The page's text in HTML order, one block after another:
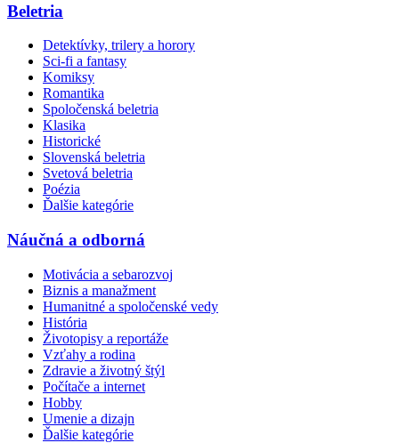
Beletria
Detektívky, trilery a horory
Sci-fi a fantasy
Komiksy
Romantika
Spoločenská beletria
Klasika
Historické
Slovenská beletria
Svetová beletria
Poézia
Ďalšie kategórie
Náučná a odborná
Motivácia a sebarozvoj
Biznis a manažment
Humanitné a spoločenské vedy
História
Životopisy a reportáže
Vzťahy a rodina
Zdravie a životný štýl
Počítače a internet
Hobby
Umenie a dizajn
Ďalšie kategórie